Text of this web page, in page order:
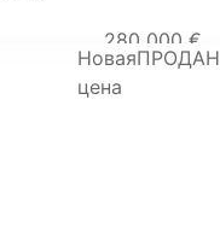
280 000 €
Новая
цена
ПРОДАН